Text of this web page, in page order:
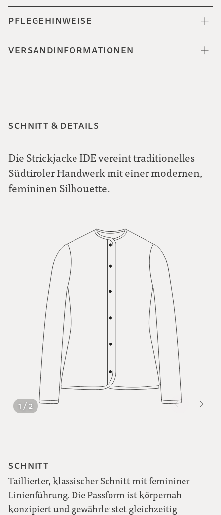
PFLEGEHINWEISE
VERSANDINFORMATIONEN
SCHNITT & DETAILS
Die Strickjacke IDE vereint traditionelles
Südtiroler Handwerk mit einer modernen,
femininen Silhouette.
1 / 2
SCHNITT
Taillierter, klassischer Schnitt mit femininer
Linienführung. Die Passform ist körpernah
konzipiert und gewährleistet gleichzeitig